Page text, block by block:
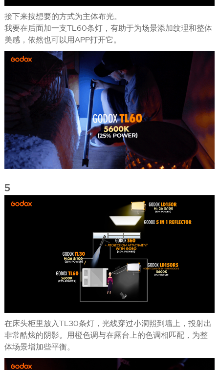
接下来按想要的方式为主体布光。
我要在后面加一支TL60条灯，有助于为场景添加纹理和整体
美感，依然也可以用APP打开它。
5
在床头柜里放入TL30条灯，光线穿过小洞照到墙上，投射出
非常酷炫的阴影。用橙色调与在露台上的色调相匹配，为整
体场景增加些平衡。